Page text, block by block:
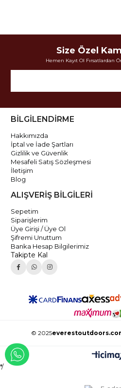
Size Özel
Hemen Kayıt Ol Fırsatlardan
BİLGİLENDİRME
Hakkımızda
İptal ve İade Şartları
Gizlilik ve Güvenlik
Mesafeli Satış Sözleşmesi
İletişim
Blog
ALIŞVERİŞ BİLGİLERİ
Sepetim
Siparişlerim
Üye Girişi / Üye Ol
Şifremi Unuttum
Banka Hesap Bilgilerimiz
Takipte Kal
© 2025
*/
WHATSAPP İLE İLETİŞİME